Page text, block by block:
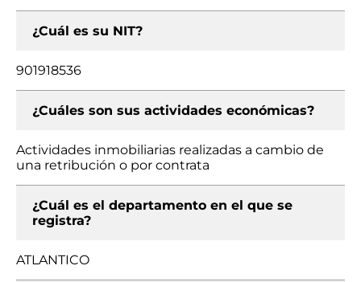
¿Cuál es su NIT?
901918536
¿Cuáles son sus actividades económicas?
Actividades inmobiliarias realizadas a cambio de
una retribución o por contrata
¿Cuál es el departamento en el que se
registra?
ATLANTICO